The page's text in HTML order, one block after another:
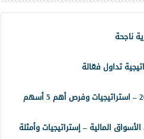
ناجحة
تداول فعّالة
المالية – إستراتيجيات وأمثلة